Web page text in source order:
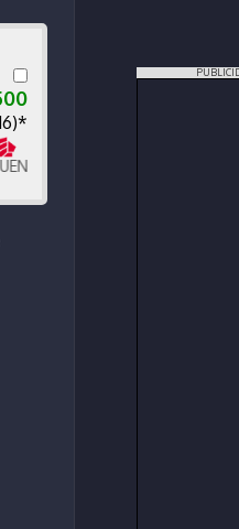
• FINANCIAMOS • RECIBIMOS